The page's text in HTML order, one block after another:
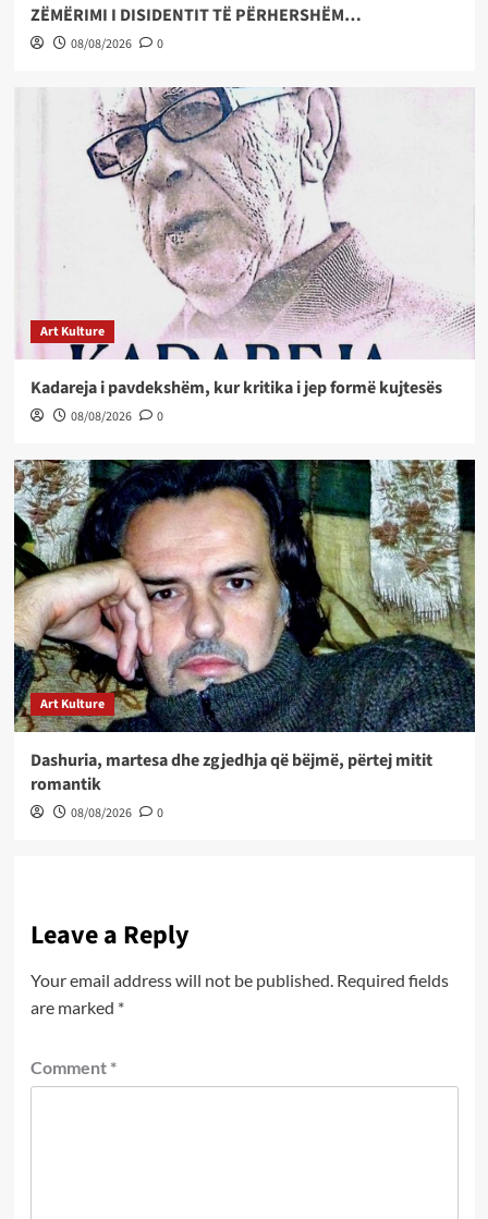
ZËMËRIMI I DISIDENTIT TË PËRHERSHËM…
08/08/2026 0
Art Kulture
Kadareja i pavdekshëm, kur kritika i jep formë kujtesës
08/08/2026 0
Art Kulture
Dashuria, martesa dhe zgjedhja që bëjmë, përtej mitit
romantik
08/08/2026 0
Leave a Reply
Your email address will not be published. Required fields
are marked *
Comment *